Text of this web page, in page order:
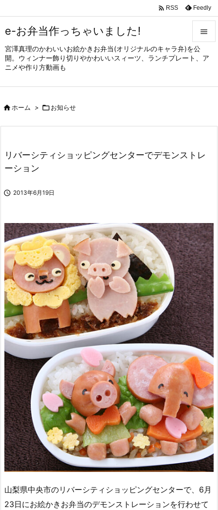
e-お弁当作っちゃいました!
宮澤真理のかわいいお絵かきお弁当(オリジナルのキャラ弁)を公
開。ウィンナー飾り切りやかわいいスィーツ、ランチプレート、ア
ニメや作り方動画も


メニュ
サイド


 RSS Feedly
ホーム > お知らせ
リバーシティショッピングセンターでデモンストレ
ーション
 2013年6月19日
山梨県中央市のリバーシティショッピングセンターで、6月
23日にお絵かきお弁当のデモンストレーションを行わせて